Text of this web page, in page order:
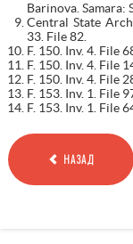
Barinova. Samara:
Central State
33. File 82.
F. 150. Inv. 4. File
F. 150. Inv. 4. File
F. 150. Inv. 4. File
F. 153. Inv. 1. File
F. 153. Inv. 1. File
НАЗАД